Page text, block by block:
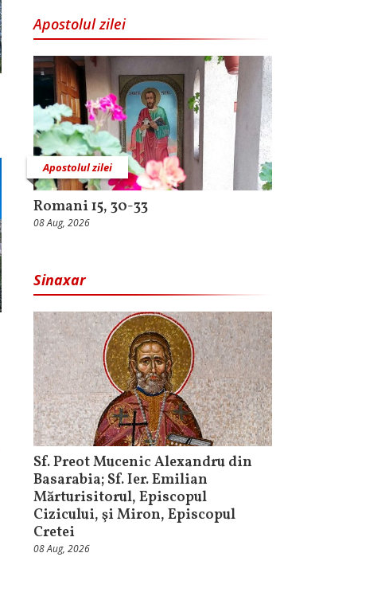
Apostolul zilei
Apostolul zilei
Romani 15, 30-33
08 Aug, 2026
Sinaxar
Sf. Preot Mucenic Alexandru din
Basarabia; Sf. Ier. Emilian
Mărturisitorul, Episcopul
Cizicului, şi Miron, Episcopul
Cretei
08 Aug, 2026